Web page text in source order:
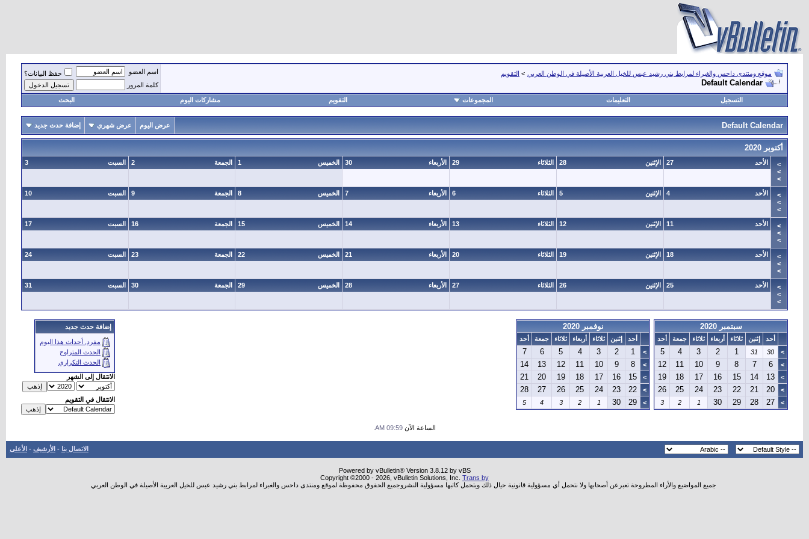
موقع ومنتدى داحس والغبراء لمرابط بني رشيد عبس للخيل العربية الأصيلة في الوطن العربي > التقويم
Default Calendar
اسم العضو
حفظ البيانات؟
كلمة المرور
التسجيل التعليمات المجموعات التقويم مشاركات اليوم البحث
Default Calendar عرض اليوم عرض شهري إضافة حدث جديد
أكتوبر 2020
>
>
>
27 الأحد 28 الإثنين 29 الثلاثاء 30 الأربعاء 1 الخميس 2 الجمعة 3 السبت
>
>
>
4 الأحد 5 الإثنين 6 الثلاثاء 7 الأربعاء 8 الخميس 9 الجمعة 10 السبت
>
>
>
11 الأحد 12 الإثنين 13 الثلاثاء 14 الأربعاء 15 الخميس 16 الجمعة 17 السبت
>
>
>
18 الأحد 19 الإثنين 20 الثلاثاء 21 الأربعاء 22 الخميس 23 الجمعة 24 السبت
>
>
>
25 الأحد 26 الإثنين 27 الثلاثاء 28 الأربعاء 29 الخميس 30 الجمعة 31 السبت
سبتمبر 2020
أحد إثنين ثلاثاء أربعاء ثلاثاء جمعة
أحد
>
30
31
1
2
3
4
5
>
6
7
8
9
10
11
12
>
13
14
15
16
17
18
19
>
20
21
22
23
24
25
26
>
27
28
29
30
1
2
3
نوفمبر 2020
أحد إثنين ثلاثاء أربعاء ثلاثاء جمعة
أحد
>
1
2
3
4
5
6
7
>
8
9
10
11
12
13
14
>
15
16
17
18
19
20
21
>
22
23
24
25
26
27
28
>
29
30
1
2
3
4
5
إضافة حدث جديد
مفرد, أحداث هذا اليوم
الحدث المتراوح
الحدث التكراري
الانتقال إلى الشهر
الانتقال في التقويم
الساعة الآن 09:59 AM
الاتصال بنا - الأرشيف - الأعلى
Powered by vBulletin® Version 3.8.12 by vBS
Copyright ©2000 - 2026, vBulletin Solutions, Inc. Trans by
جميع المواضيع والأراء المطروحة تعبرعن أصحابها ولا نتحمل أي مسؤولية قانونية حيال ذلك ويتحمل كاتبها مسؤولية النشروجميع الحقوق محفوظة لموقع ومنتدى داحس والغبراء لمرابط بني رشيد عبس للخيل العربية الأصيلة في الوطن العربي